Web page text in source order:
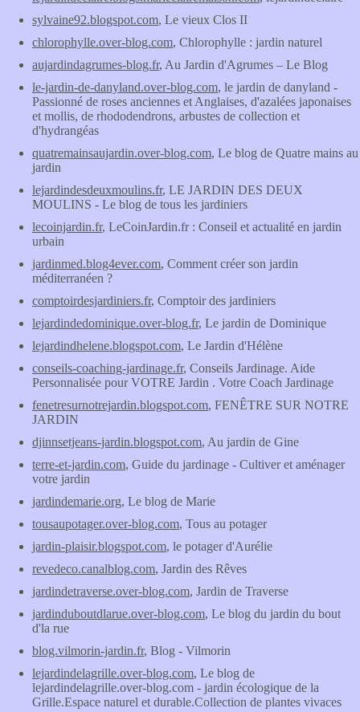
sylvaine92.blogspot.com, Le vieux Clos II
chlorophylle.over-blog.com, Chlorophylle : jardin naturel
aujardindagrumes-blog.fr, Au Jardin d'Agrumes – Le Blog
le-jardin-de-danyland.over-blog.com, le jardin de danyland -
Passionné de roses anciennes et Anglaises, d'azalées japonaises
et mollis, de rhododendrons, arbustes de collection et
d'hydrangéas
quatremainsaujardin.over-blog.com, Le blog de Quatre mains au
jardin
lejardindesdeuxmoulins.fr, LE JARDIN DES DEUX
MOULINS - Le blog de tous les jardiniers
lecoinjardin.fr, LeCoinJardin.fr : Conseil et actualité en jardin
urbain
jardinmed.blog4ever.com, Comment créer son jardin
méditerranéen ?
comptoirdesjardiniers.fr, Comptoir des jardiniers
lejardindedominique.over-blog.fr, Le jardin de Dominique
lejardindhelene.blogspot.com, Le Jardin d'Hélène
conseils-coaching-jardinage.fr, Conseils Jardinage. Aide
Personnalisée pour VOTRE Jardin . Votre Coach Jardinage
fenetresurnotrejardin.blogspot.com, FENÊTRE SUR NOTRE
JARDIN
djinnsetjeans-jardin.blogspot.com, Au jardin de Gine
terre-et-jardin.com, Guide du jardinage - Cultiver et aménager
votre jardin
jardindemarie.org, Le blog de Marie
tousaupotager.over-blog.com, Tous au potager
jardin-plaisir.blogspot.com, le potager d'Aurélie
revedeco.canalblog.com, Jardin des Rêves
jardindetraverse.over-blog.com, Jardin de Traverse
jardinduboutdlarue.over-blog.com, Le blog du jardin du bout
d'la rue
blog.vilmorin-jardin.fr, Blog - Vilmorin
lejardindelagrille.over-blog.com, Le blog de
lejardindelagrille.over-blog.com - jardin écologique de la
Grille.Espace naturel et durable.Collection de plantes vivaces